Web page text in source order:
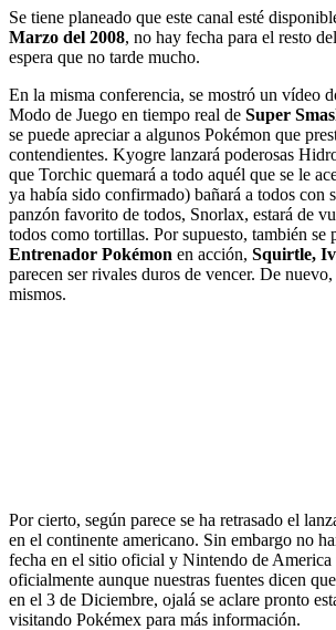
Se tiene planeado que este canal esté
Marzo del 2008, no hay fecha para el resto
espera que no tarde mucho.
En la misma conferencia, se mostró un vídeo
Modo de Juego en tiempo real de Super
se puede apreciar a algunos Pokémon que
contendientes. Kyogre lanzará poderosas
que Torchic quemará a todo aquél que se le
ya había sido confirmado) bañará a todos con
panzón favorito de todos, Snorlax, estará de
todos como tortillas. Por supuesto, también se
Entrenador Pokémon en acción, Squirtle,
parecen ser rivales duros de vencer. De
mismos.
Por cierto, según parece se ha retrasado el
en el continente americano. Sin embargo no
fecha en el sitio oficial y Nintendo de America
oficialmente aunque nuestras fuentes dicen
en el 3 de Diciembre, ojalá se aclare pronto
visitando Pokémex para más información.